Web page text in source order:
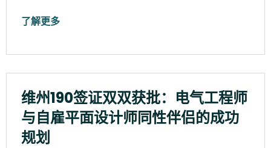
了解更多
维州190签证双双获批：电气工程师
与自雇平面设计师同性伴侣的成功
规划